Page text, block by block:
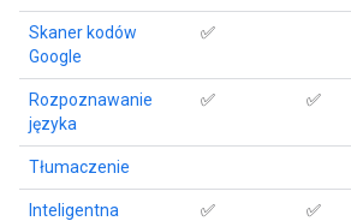
Skaner kodów
Google
✅
Rozpoznawanie
języka
✅ ✅
Tłumaczenie
Inteligentna
✅ ✅